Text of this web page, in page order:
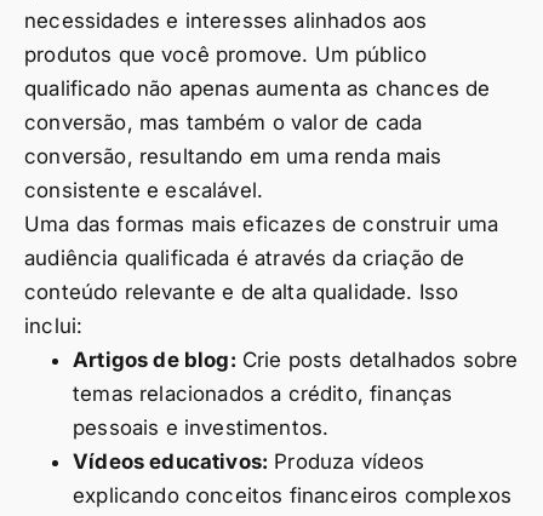
necessidades e interesses alinhados aos
produtos que você promove. Um público
qualificado não apenas aumenta as chances de
conversão, mas também o valor de cada
conversão, resultando em uma renda mais
consistente e escalável.
Uma das formas mais eficazes de construir uma
audiência qualificada é através da criação de
conteúdo relevante e de alta qualidade. Isso
inclui:
Artigos de blog: Crie posts detalhados sobre
temas relacionados a crédito, finanças
pessoais e investimentos.
Vídeos educativos: Produza vídeos
explicando conceitos financeiros complexos